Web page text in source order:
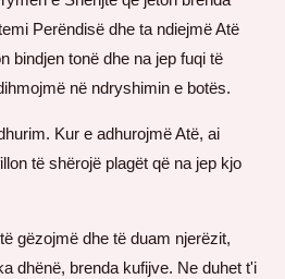
Perëndisë dhe ta ndiejmë Atë
bindjen tonë dhe na jep fuqi të
në ndryshimin e botës.
Kur e adhurojmë Atë, ai
të shërojë plagët që na jep kjo
gëzojmë dhe të duam njerëzit,
dhënë, brenda kufijve. Ne duhet t'i